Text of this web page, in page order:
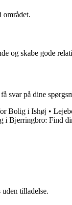
området.
og skabe gode
svar på dine
Bolig i Ishøj •
i Bjerringbro: Find
tilladelse.